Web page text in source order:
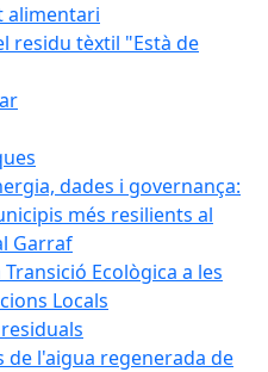
alimentari
residu tèxtil "Està de
dades i governança:
més resilients al
Garraf
Transició Ecològica a les
Locals
de l'aigua regenerada de